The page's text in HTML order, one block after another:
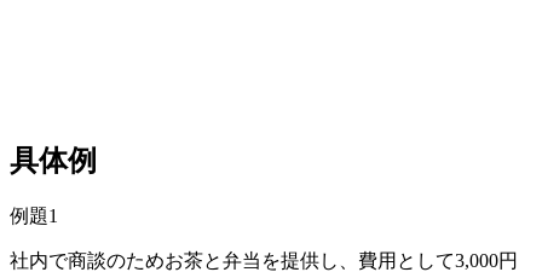
具体例
例題1
社内で商談のためお茶と弁当を提供し、費用として3,000円